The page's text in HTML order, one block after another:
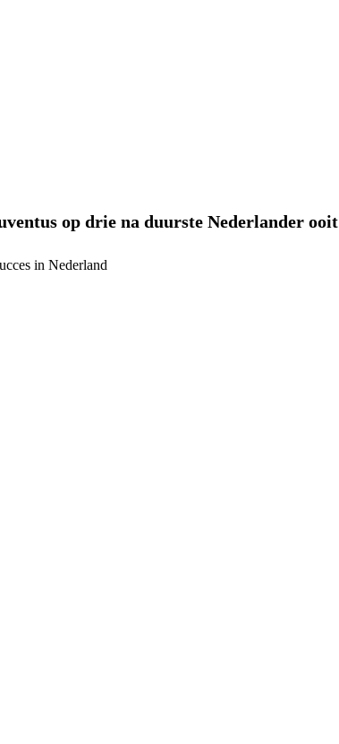
op drie na duurste Nederlander ooit